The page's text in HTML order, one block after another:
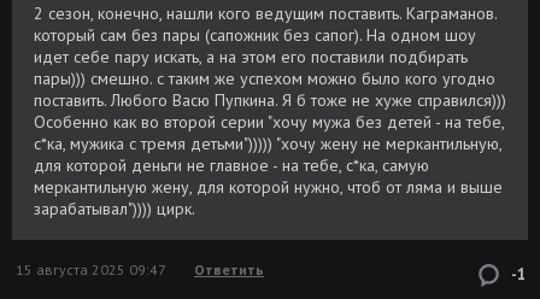
2 сезон, конечно, нашли кого ведущим поставить. Каграманов.
который сам без пары (сапожник без сапог). На одном шоу
идет себе пару искать, а на этом его поставили подбирать
пары))) смешно. с таким же успехом можно было кого угодно
поставить. Любого Васю Пупкина. Я б тоже не хуже справился)))
Особенно как во второй серии "хочу мужа без детей - на тебе,
с*ка, мужика с тремя детьми"))))) "хочу жену не меркантильную,
для которой деньги не главное - на тебе, с*ка, самую
меркантильную жену, для которой нужно, чтоб от ляма и выше
зарабатывал")))) цирк.
-1
15 августа 2025 09:47 Ответить